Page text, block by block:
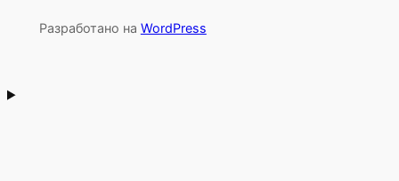
Разработано на WordPress